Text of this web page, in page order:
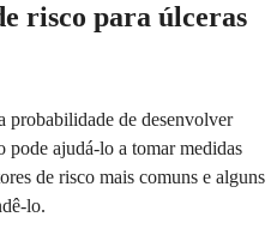
risco para úlceras
probabilidade de desenvolver
pode ajudá-lo a tomar medidas
de risco mais comuns e alguns
lo.